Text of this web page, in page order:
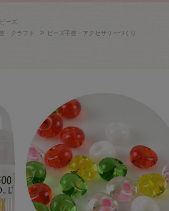
ビーズ
・クラフト > ビーズ手芸・アクセサリーづくり